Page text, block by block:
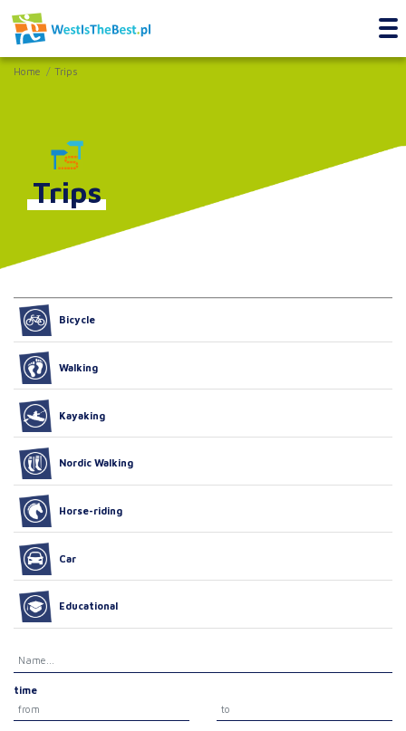
Home Trips
Trips
Bicycle
Walking
Kayaking
Nordic Walking
Horse-riding
Car
Educational
time